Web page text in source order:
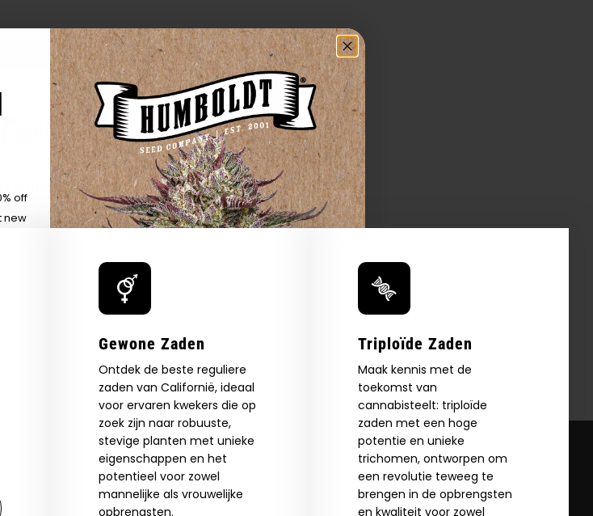
Gewone Zaden
Ontdek de beste reguliere
zaden van Californië, ideaal
voor ervaren kwekers die op
zoek zijn naar robuuste,
stevige planten met unieke
eigenschappen en het
potentieel voor zowel
mannelijke als vrouwelijke
opbrengsten.
Triploïde Zaden
Maak kennis met de
toekomst van
cannabisteelt: triploïde
zaden met een hoge
potentie en unieke
trichomen, ontworpen om
een revolutie teweeg te
brengen in de opbrengsten
en kwaliteit voor zowel
Aged 18 Or Over?
of our website is reserved for
settings and privacy policy
& ENTER, you confirm you are 18
off
new